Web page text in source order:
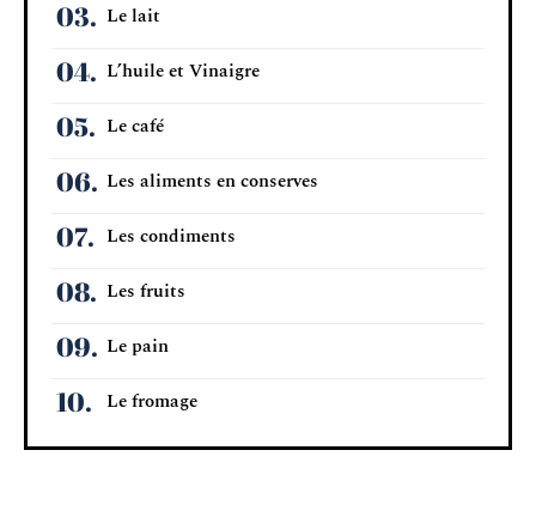
Le lait
L’huile et Vinaigre
Le café
Les aliments en conserves
Les condiments
Les fruits
Le pain
Le fromage